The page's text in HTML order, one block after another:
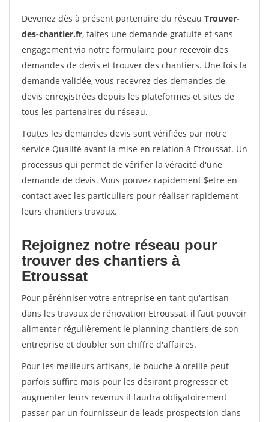
Devenez dès à présent partenaire du réseau Trouver-
des-chantier.fr, faites une demande gratuite et sans
engagement via notre formulaire pour recevoir des
demandes de devis et trouver des chantiers. Une fois la
demande validée, vous recevrez des demandes de
devis enregistrées depuis les plateformes et sites de
tous les partenaires du réseau.
Toutes les demandes devis sont vérifiées par notre
service Qualité avant la mise en relation à Etroussat. Un
processus qui permet de vérifier la véracité d'une
demande de devis. Vous pouvez rapidement $etre en
contact avec les particuliers pour réaliser rapidement
leurs chantiers travaux.
Rejoignez notre réseau pour
trouver des chantiers à
Etroussat
Pour pérénniser votre entreprise en tant qu'artisan
dans les travaux de rénovation Etroussat, il faut pouvoir
alimenter régulièrement le planning chantiers de son
entreprise et doubler son chiffre d'affaires.
Pour les meilleurs artisans, le bouche à oreille peut
parfois suffire mais pour les désirant progresser et
augmenter leurs revenus il faudra obligatoirement
passer par un fournisseur de leads prospectsion dans